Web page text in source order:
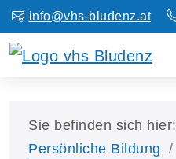
info@vhs-bludenz.at
Sie befinden sich hier:
Persönliche Bildung